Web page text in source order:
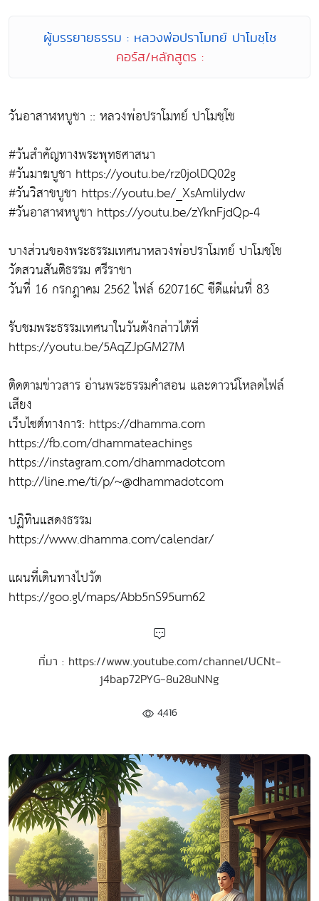
ผู้บรรยายธรรม : หลวงพ่อปราโมทย์ ปาโมชฺโช
คอร์ส/หลักสูตร :
วันอาสาฬหบูชา :: หลวงพ่อปราโมทย์ ปาโมชฺโช
#วันสำคัญทางพระพุทธศาสนา​
#วันมาฆบูชา​ https://youtu.be/rz0jolDQ02g​
#วันวิสาขบูชา​ https://youtu.be/_XsAmliIydw​
#วันอาสาฬหบูชา​ https://youtu.be/zYknFjdQp-4​
บางส่วนของพระธรรมเทศนาหลวงพ่อปราโมทย์ ปาโมชฺโช
วัดสวนสันติธรรม ศรีราชา
วันที่ 16 กรกฎาคม 2562 ไฟล์ 620716C ซีดีแผ่นที่ 83
รับชมพระธรรมเทศนาในวันดังกล่าวได้ที่
https://youtu.be/5AqZJpGM27M​
ติดตามข่าวสาร อ่านพระธรรมคำสอน และดาวน์โหลดไฟล์
เสียง
เว็บไซต์ทางการ: https://dhamma.com​
https://fb.com/dhammateachings​
https://instagram.com/dhammadotcom​
http://line.me/ti/p/~@dhammadotcom​
ปฏิทินแสดงธรรม
https://www.dhamma.com/calendar/​
แผนที่เดินทางไปวัด
https://goo.gl/maps/Abb5nS95um62
ที่มา : https://www.youtube.com/channel/UCNt-
j4bap72PYG-8u28uNNg
4,416